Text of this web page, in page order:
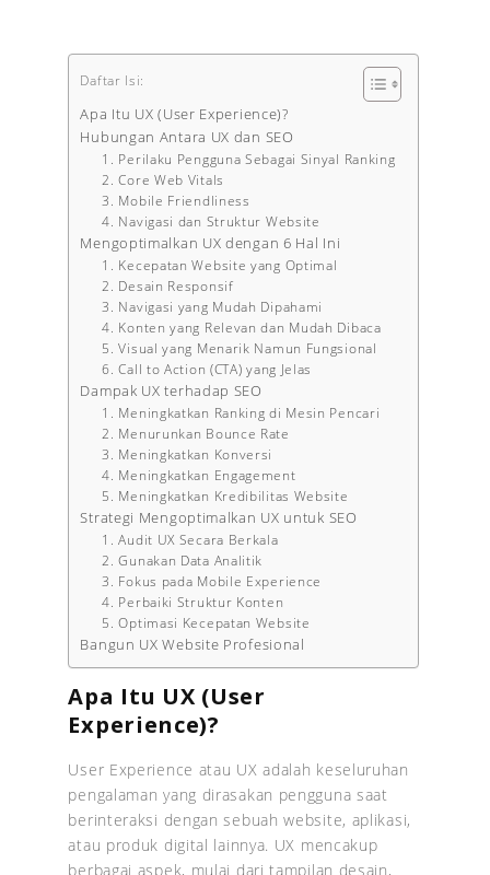
Daftar Isi:
Apa Itu UX (User Experience)?
Hubungan Antara UX dan SEO
1. Perilaku Pengguna Sebagai Sinyal Ranking
2. Core Web Vitals
3. Mobile Friendliness
4. Navigasi dan Struktur Website
Mengoptimalkan UX dengan 6 Hal Ini
1. Kecepatan Website yang Optimal
2. Desain Responsif
3. Navigasi yang Mudah Dipahami
4. Konten yang Relevan dan Mudah Dibaca
5. Visual yang Menarik Namun Fungsional
6. Call to Action (CTA) yang Jelas
Dampak UX terhadap SEO
1. Meningkatkan Ranking di Mesin Pencari
2. Menurunkan Bounce Rate
3. Meningkatkan Konversi
4. Meningkatkan Engagement
5. Meningkatkan Kredibilitas Website
Strategi Mengoptimalkan UX untuk SEO
1. Audit UX Secara Berkala
2. Gunakan Data Analitik
3. Fokus pada Mobile Experience
4. Perbaiki Struktur Konten
5. Optimasi Kecepatan Website
Bangun UX Website Profesional
Apa Itu UX (User
Experience)?
User Experience atau UX adalah keseluruhan
pengalaman yang dirasakan pengguna saat
berinteraksi dengan sebuah website, aplikasi,
atau produk digital lainnya. UX mencakup
berbagai aspek, mulai dari tampilan desain,